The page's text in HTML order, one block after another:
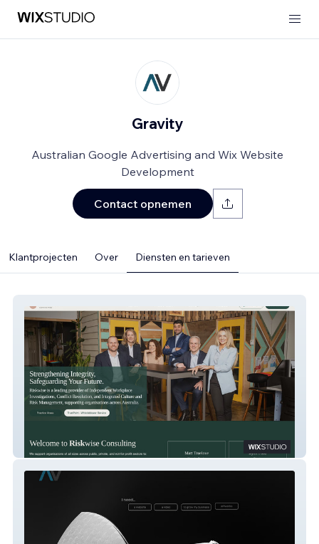
Gravity
Australian Google Advertising and Wix Website
Development
Contact opnemen
Klantprojecten Over Diensten en tarieven
Riskwise Consulting